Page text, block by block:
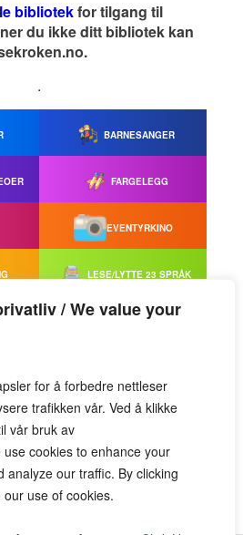
/ We value your
for å forbedre nettleser
trafikken vår. Ved å klikke
vår bruk av
cookies to enhance your
analyze our traffic. By clicking
use of cookies.
bibliotekfor tilgang til
du ikke ditt bibliotek kan
.
BARNESANGER
FARGELEGG
EVENTYRKINO
LESE/LYTTE 23 SPRÅK
PUSLESPILL